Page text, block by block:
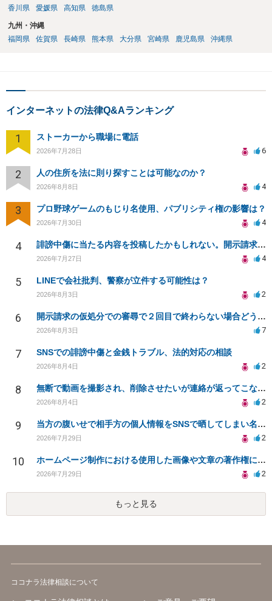
香川県
愛媛県 高知県 徳島県
九州・沖縄
福岡県
佐賀県 長崎県 熊本県 大分県 宮崎県 鹿児島県 沖縄県
インターネットの法律Q&Aランキング
1 ストーカーから職場に電話
2026年7月28日 6
2 人の住所を法に則り探すことは可能なのか？
2026年8月8日 4
3 プロ野球ゲームのもじり名使用、パブリシティ権の影響は？
2026年7月30日 4
4 誹謗中傷に当たる内容を投稿したかもしれない。開示請求や民事刑事裁判に発展しうるのか教えて欲しい。
2026年7月27日 4
5 LINEで会社批判、警察が立件する可能性は？
2026年8月3日 2
6 開示請求の仮処分での審尋で２回目で終わらない場合どうしたらいいですか
2026年8月3日 7
7 SNSでの誹謗中傷と金銭トラブル、法的対応の相談
2026年8月4日 2
8 無断で動画を撮影され、削除させたいが連絡が返ってこない。
2026年8月4日 2
9 当方の腹いせで相手方の個人情報をSNSで晒してしまい名誉毀損させてしまったかもしれない
2026年7月29日 2
10 ホームページ制作における使用した画像や文章の著作権について
2026年7月29日 2
もっと見る
ココナラ法律相談について